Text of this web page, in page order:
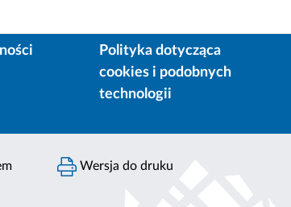
Polityka dotycząca
cookies i podobnych
technologii
Wersja do druku